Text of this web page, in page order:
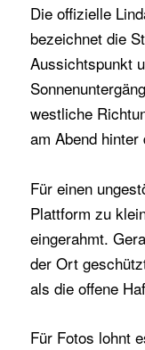
Die offizielle
bezeichnet die
Aussichtspunkt
westliche
am Abend
Für einen
Plattform zu
eingerahmt.
der Ort
als die offene
Für Fotos lohnt